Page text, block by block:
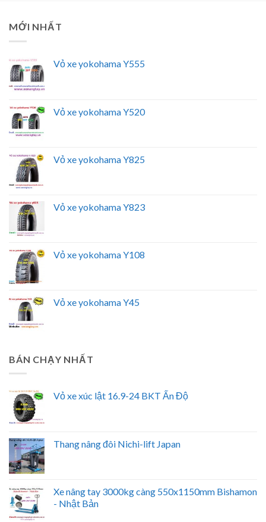
MỚI NHẤT
Vỏ xe yokohama Y555
Vỏ xe yokohama Y520
Vỏ xe yokohama Y825
Vỏ xe yokohama Y823
Vỏ xe yokohama Y108
Vỏ xe yokohama Y45
BÁN CHẠY NHẤT
Vỏ xe xúc lật 16.9-24 BKT Ấn Độ
Thang nâng đôi Nichi-lift Japan
Xe nâng tay 3000kg càng 550x1150mm Bishamon
- Nhật Bản